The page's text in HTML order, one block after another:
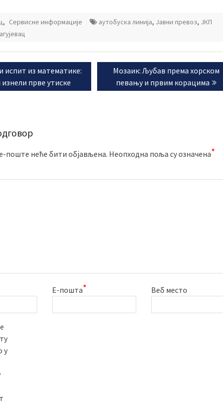
, Сервисне информације аутобуска линија, Јавни превоз, ЈКП
испит из математике:
прве утиске
Next
post:
Мозаик: Љубав према хорском
певању и првим корацима
поште неће бити објављена. Неопходна поља су означена*
Е-пошта* Веб место
у